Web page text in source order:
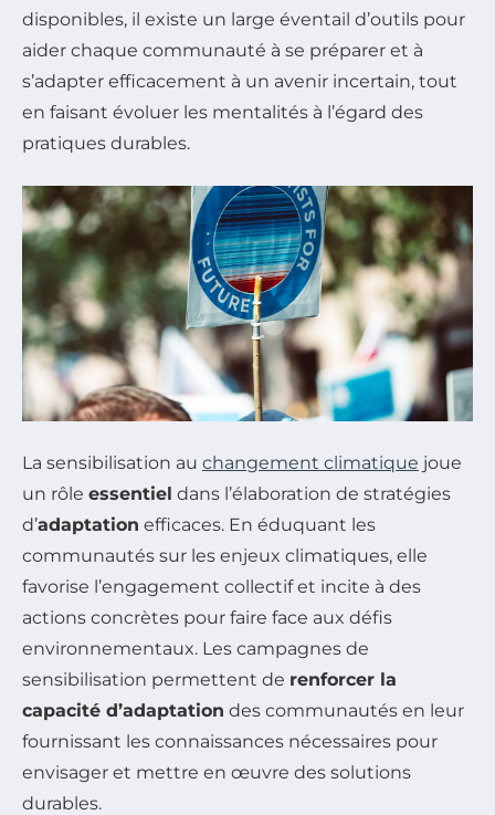
disponibles, il existe un large éventail d’outils pour
aider chaque communauté à se préparer et à
s’adapter efficacement à un avenir incertain, tout
en faisant évoluer les mentalités à l’égard des
pratiques durables.
La sensibilisation au changement climatique joue
un rôle essentiel dans l’élaboration de stratégies
d’adaptation efficaces. En éduquant les
communautés sur les enjeux climatiques, elle
favorise l’engagement collectif et incite à des
actions concrètes pour faire face aux défis
environnementaux. Les campagnes de
sensibilisation permettent de renforcer la
capacité d’adaptation des communautés en leur
fournissant les connaissances nécessaires pour
envisager et mettre en œuvre des solutions
durables.